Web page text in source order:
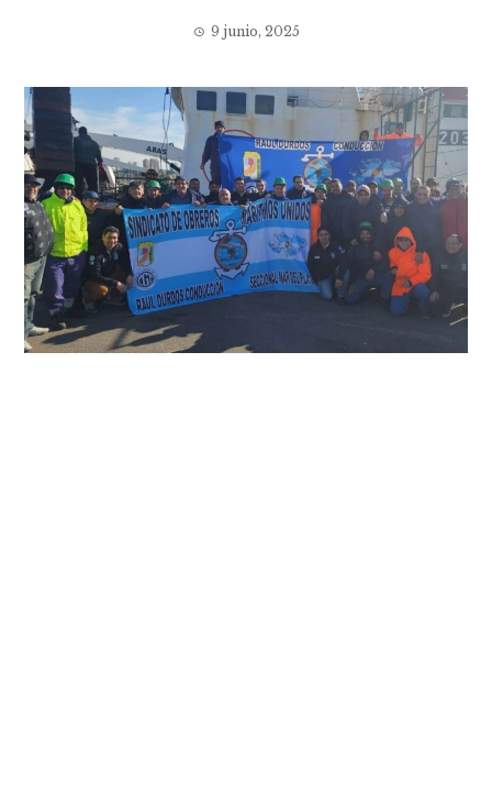
9 junio, 2025